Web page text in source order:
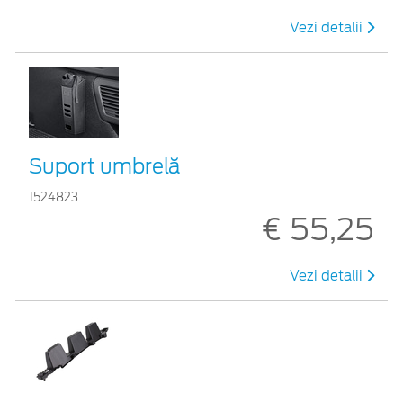
Vezi detalii
Suport umbrelă
1524823
€ 55,25
Vezi detalii